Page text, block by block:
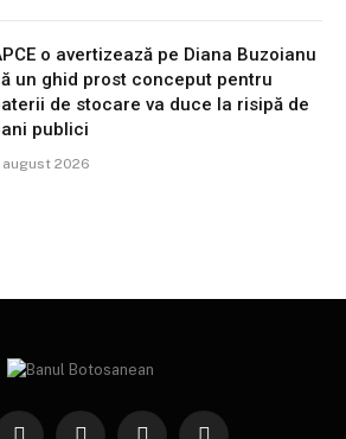
o avertizează pe Diana Buzoianu
un ghid prost conceput pentru
de stocare va duce la risipă de
publici
august 2026